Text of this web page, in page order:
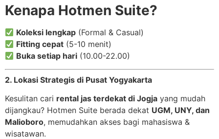
Kenapa Hotmen Suite?
Koleksi lengkap (Formal & Casual)
Fitting cepat (5-10 menit)
Buka setiap hari (10.00-22.00)
2. Lokasi Strategis di Pusat Yogyakarta
Kesulitan cari rental jas terdekat di Jogja yang mudah
dijangkau? Hotmen Suite berada dekat UGM, UNY, dan
Malioboro, memudahkan akses bagi mahasiswa &
wisatawan.